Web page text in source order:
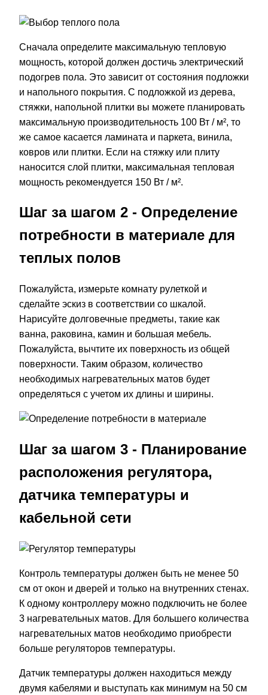
Сначала определите максимальную тепловую
мощность, которой должен достичь электрический
подогрев пола. Это зависит от состояния подложки
и напольного покрытия. С подложкой из дерева,
стяжки, напольной плитки вы можете планировать
максимальную производительность 100 Вт / м², то
же самое касается ламината и паркета, винила,
ковров или плитки. Если на стяжку или плиту
наносится слой плитки, максимальная тепловая
мощность рекомендуется 150 Вт / м².
Шаг за шагом 2 - Определение
потребности в материале для
теплых полов
Пожалуйста, измерьте комнату рулеткой и
сделайте эскиз в соответствии со шкалой.
Нарисуйте долговечные предметы, такие как
ванна, раковина, камин и большая мебель.
Пожалуйста, вычтите их поверхность из общей
поверхности. Таким образом, количество
необходимых нагревательных матов будет
определяться с учетом их длины и ширины.
Шаг за шагом 3 - Планирование
расположения регулятора,
датчика температуры и
кабельной сети
Контроль температуры должен быть не менее 50
см от окон и дверей и только на внутренних стенах.
К одному контроллеру можно подключить не более
3 нагревательных матов. Для большего количества
нагревательных матов необходимо приобрести
больше регуляторов температуры.
Датчик температуры должен находиться между
двумя кабелями и выступать как минимум на 50 см